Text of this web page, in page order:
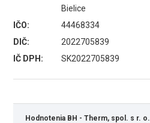
Bielice
IČO:
44468334
DIČ:
2022705839
IČ DPH:
SK2022705839
Hodnotenia BH - Therm, spol. s r. o.